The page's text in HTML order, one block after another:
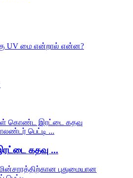
UV மை என்றால் என்ன?
கதவு ...